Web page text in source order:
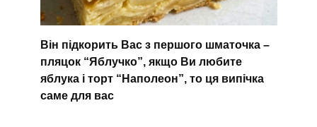
Він підкорить Вас з першого шматочка –
пляцок “Яблучко”, якщо Ви любите
яблука і торт “Наполеон”, то ця випічка
саме для вас